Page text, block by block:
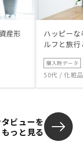
産形
ハッピー
ルフと旅
購入時データ
50代 / 化粧
ビューを
もっと見る